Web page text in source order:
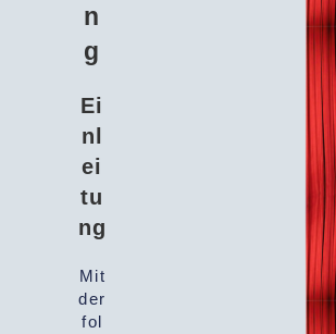
n
g
Ei
nl
ei
tu
ng
Mit
der
fol